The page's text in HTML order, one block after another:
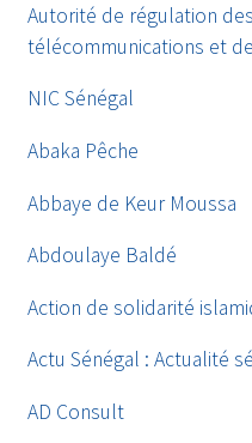
Autorité de régulation des
télécommunications et
NIC Sénégal
Abaka Pêche
Abbaye de Keur Moussa
Abdoulaye Baldé
Action de solidarité
Actu Sénégal : Actualité
AD Consult